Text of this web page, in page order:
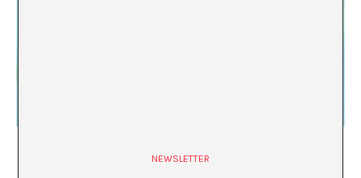
NEWSLETTER